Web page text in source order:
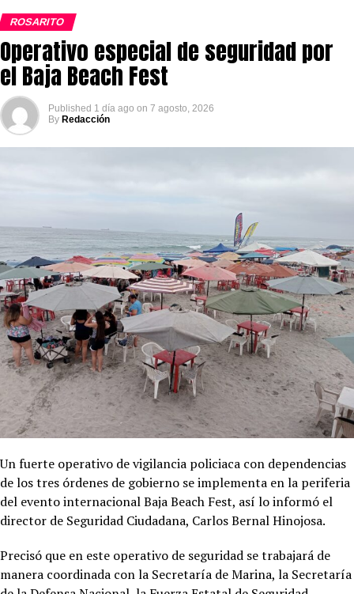
ROSARITO
Operativo especial de seguridad por
el Baja Beach Fest
Published 1 día ago on 7 agosto, 2026
By Redacción
Un fuerte operativo de vigilancia policiaca con dependencias
de los tres órdenes de gobierno se implementa en la periferia
del evento internacional Baja Beach Fest, así lo informó el
director de Seguridad Ciudadana, Carlos Bernal Hinojosa.
Precisó que en este operativo de seguridad se trabajará de
manera coordinada con la Secretaría de Marina, la Secretaría